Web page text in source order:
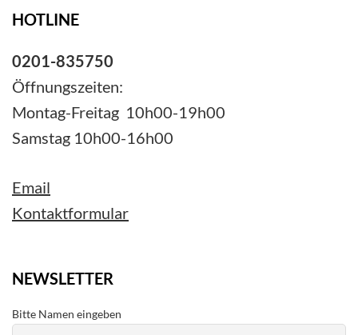
HOTLINE
0201-835750
Öffnungszeiten:
Montag-Freitag 10h00-19h00
Samstag 10h00-16h00
Email
Kontaktformular
NEWSLETTER
Bitte Namen eingeben